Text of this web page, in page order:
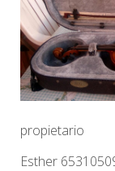
propietario
Esther